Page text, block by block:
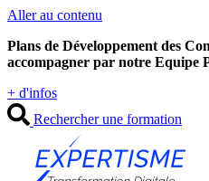
Aller au contenu
Plans de Développement des
accompagner par notre Equipe
+ d'infos
Rechercher une formation